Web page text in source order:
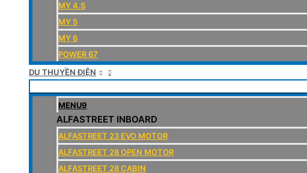
MY 4.S
MY 5
MY 6
POWER 67
DU THUYỀN ĐIỆN
MENU9
ALFASTREET INBOARD
ALFASTREET 23 EVO MOTOR
ALFASTREET 28 OPEN MOTOR
ALFASTREET 28 CABIN